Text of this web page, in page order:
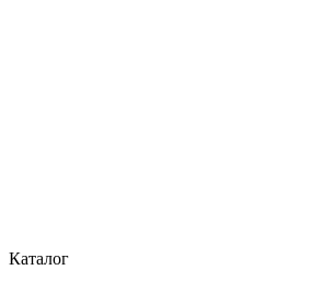
Каталог